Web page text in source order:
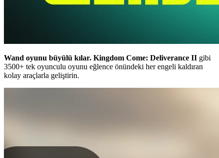
Wand oyunu büyülü kılar. Kingdom Come: Deliverance II gibi
3500+ tek oyunculu oyunu eğlence önündeki her engeli kaldıran
kolay araçlarla geliştirin.